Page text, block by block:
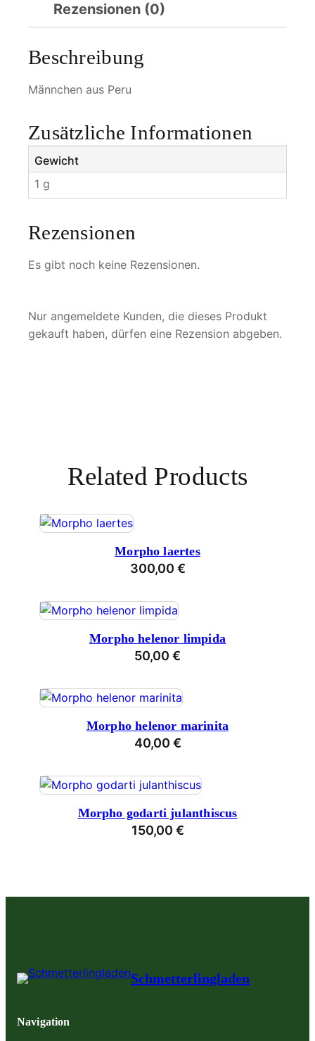
a
e
g
Rezensionen (0)
Beschreibung
Männchen aus Peru
Zusätzliche Informationen
Gewicht
1 g
Rezensionen
Es gibt noch keine Rezensionen.
Nur angemeldete Kunden, die dieses Produkt
gekauft haben, dürfen eine Rezension abgeben.
Related Products
Morpho laertes
300,00 €
Morpho helenor limpida
50,00 €
Morpho helenor marinita
40,00 €
Morpho godarti julanthiscus
150,00 €
Schmetterlingladen
Navigation